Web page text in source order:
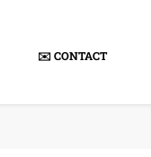
✉️ CONTACT